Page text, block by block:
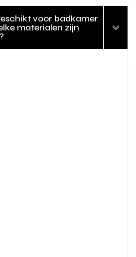
voor badkamer
materialen zijn